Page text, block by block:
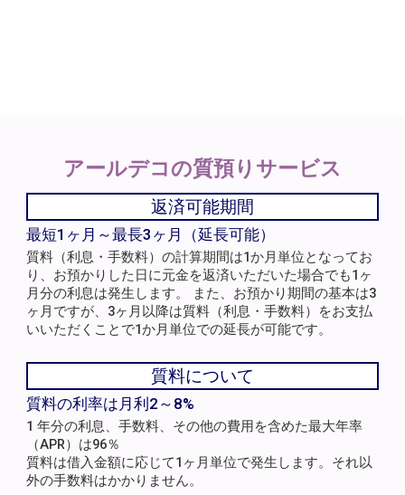
アールデコの質預りサービス
返済可能期間
最短1ヶ月～最長3ヶ月（延長可能）
質料（利息・手数料）の計算期間は1か月単位となってお
り、お預かりした日に元金を返済いただいた場合でも1ヶ
月分の利息は発生します。 また、お預かり期間の基本は3
ヶ月ですが、3ヶ月以降は質料（利息・手数料）をお支払
いいただくことで1か月単位での延長が可能です。
質料について
質料の利率は月利2～8%
1 年分の利息、手数料、その他の費用を含めた最大年率
（APR）は96％
質料は借入金額に応じて1ヶ月単位で発生します。それ以
外の手数料はかかりません。